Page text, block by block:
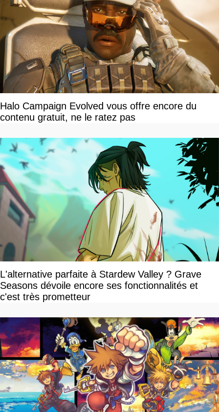
Halo Campaign Evolved vous offre encore du
contenu gratuit, ne le ratez pas
L'alternative parfaite à Stardew Valley ? Grave
Seasons dévoile encore ses fonctionnalités et
c'est très prometteur